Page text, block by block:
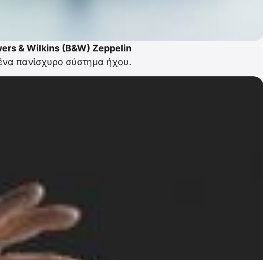
& Wilkins (B&W) Zeppelin
πανίσχυρο σύστημα ήχου.